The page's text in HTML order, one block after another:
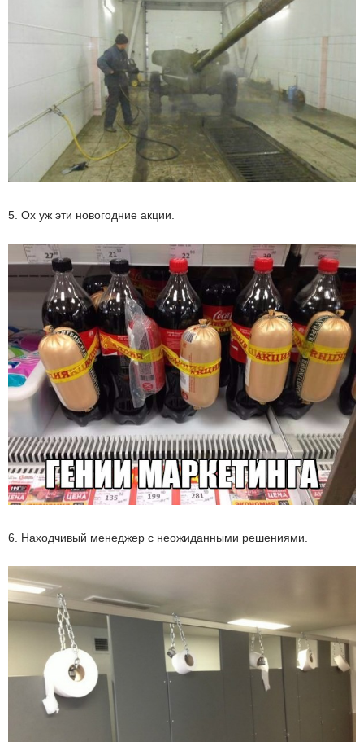
5. Ох уж эти новогодние акции.
6. Находчивый менеджер с неожиданными решениями.